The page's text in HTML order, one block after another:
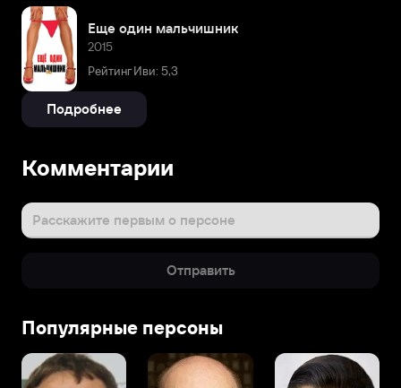
Еще один мальчишник
2015
Рейтинг Иви: 5,3
Подробнее
Комментарии
Расскажите первым о персоне
Отправить
Популярные персоны